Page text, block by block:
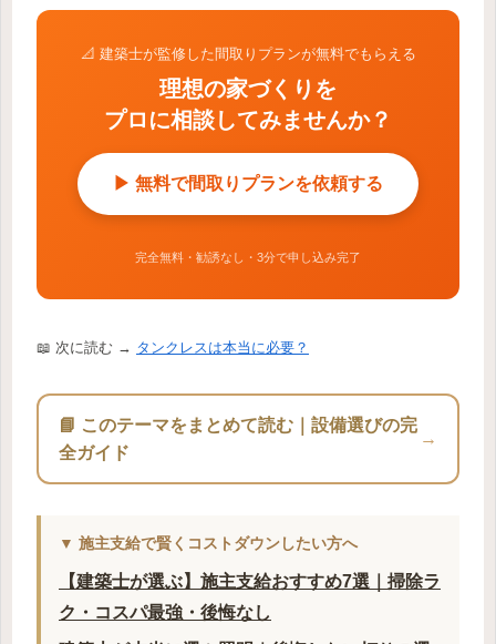
📐 建築士が監修した間取りプランが無料でもらえる
理想の家づくりを
プロに相談してみませんか？
▶ 無料で間取りプランを依頼する
完全無料・勧誘なし・3分で申し込み完了
📖 次に読む → タンクレスは本当に必要？
📘 このテーマをまとめて読む｜設備選びの完
全ガイド
→
▼ 施主支給で賢くコストダウンしたい方へ
【建築士が選ぶ】施主支給おすすめ7選｜掃除ラ
ク・コスパ最強・後悔なし